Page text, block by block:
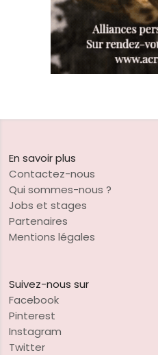
En savoir plus
Contactez-nous
Qui sommes-nous ?
Jobs et stages
Partenaires
Mentions légales
Suivez-nous sur
Facebook
Pinterest
Instagram
Twitter